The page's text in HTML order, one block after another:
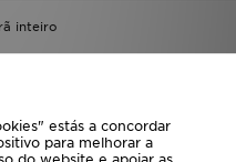
inteiro
Encontrar uma loja
Termos e Condições
Privacidade
estás a concordar
para melhorar a